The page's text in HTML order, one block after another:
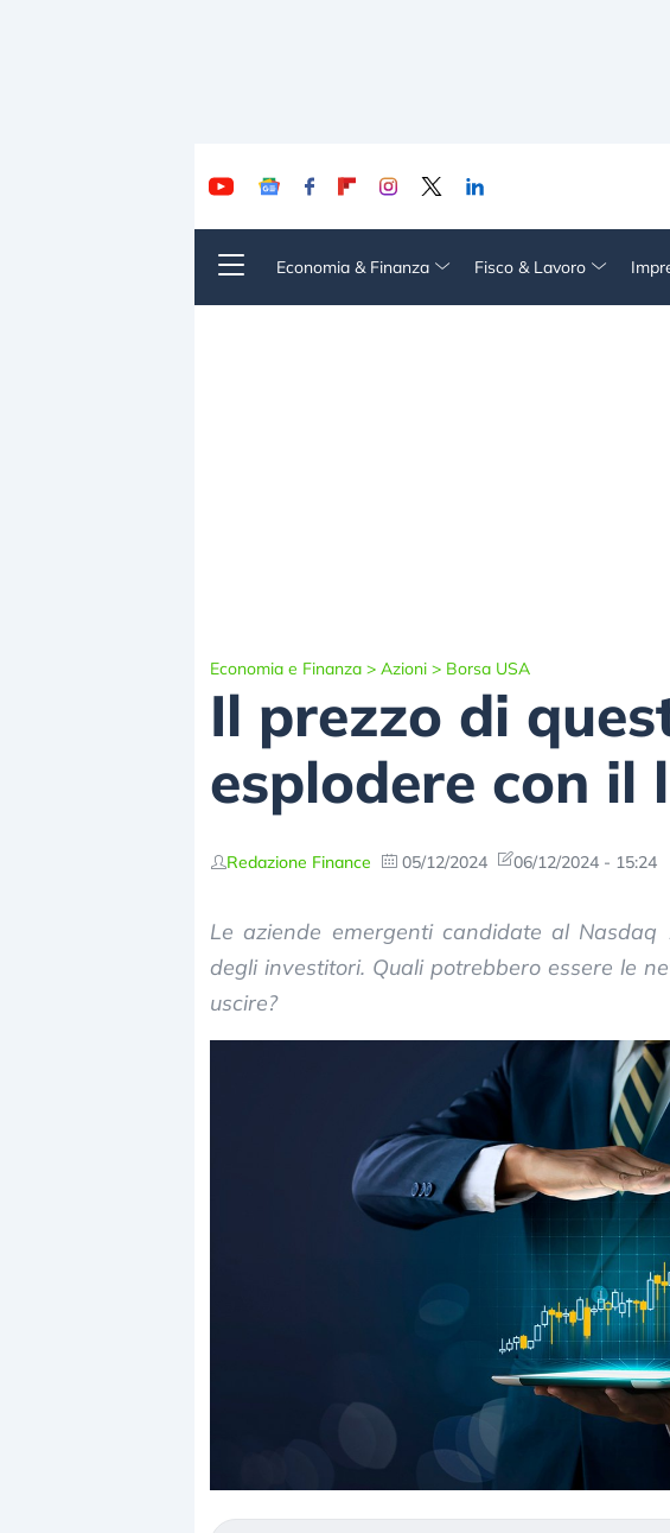
Economia & Finanza Fisco & Lavoro
Economia e Finanza > Azioni > Borsa USA
Il prezzo di
esplodere con il
Redazione Finance 05/12/2024 06/12/2024 - 15:24
Le aziende emergenti candidate al Nasdaq
degli investitori. Quali potrebbero essere le
uscire?
Dalle valutazioni estreme alla
correzione. Cosa sta guidando il
repricing degli asset?
mostrando segni di stanchezza